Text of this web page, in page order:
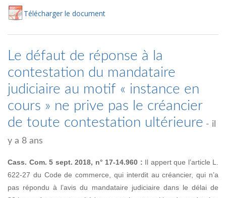
Télécharger le document
Le défaut de réponse à la
contestation du mandataire
judiciaire au motif « instance en
cours » ne prive pas le créancier
de toute contestation ultérieure - il
y a 8 ans
Cass. Com. 5 sept. 2018, n° 17-14.960 : Il appert que l’article L.
622-27 du Code de commerce, qui interdit au créancier, qui n’a
pas répondu à l’avis du mandataire judiciaire dans le délai de